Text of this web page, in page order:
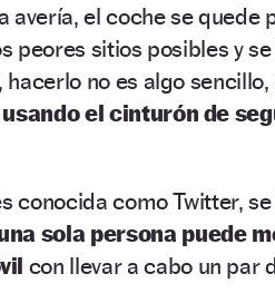
avería, el coche se quede
peores sitios posibles y
hacerlo no es algo
el cinturón de
conocida como Twitter,
sola persona puede
con llevar a cabo un par